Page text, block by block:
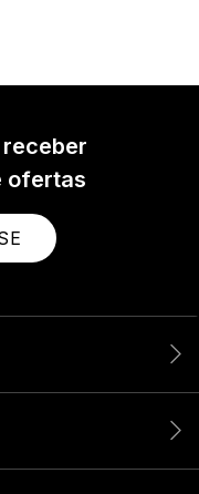
ofertas